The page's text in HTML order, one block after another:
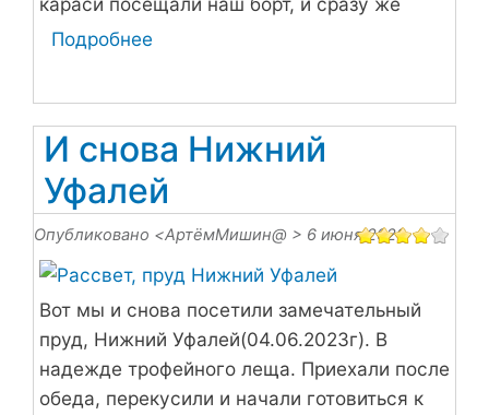
отправлялись обратно.
Подробнее
вода
встретила
безветренным
утром
и
рыбой
И снова Нижний
Уфалей
Опубликовано <АртёмМишин@ > 6 июня 2023
Вот мы и снова посетили замечательный
пруд, Нижний Уфалей(04.06.2023г). В
надежде трофейного леща. Приехали после
обеда, перекусили и начали готовиться к